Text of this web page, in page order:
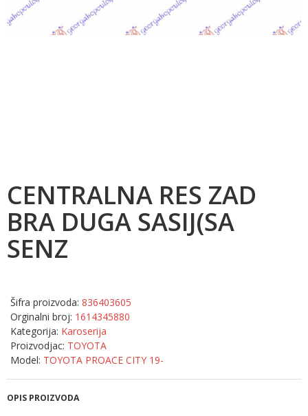
CENTRALNA RES ZAD
BRA DUGA SASIJ(SA
SENZ
Šifra proizvoda: 836403605
Orginalni broj: 1614345880
Kategorija: Karoserija
Proizvodjac: TOYOTA
Model: TOYOTA PROACE CITY 19-
OPIS PROIZVODA